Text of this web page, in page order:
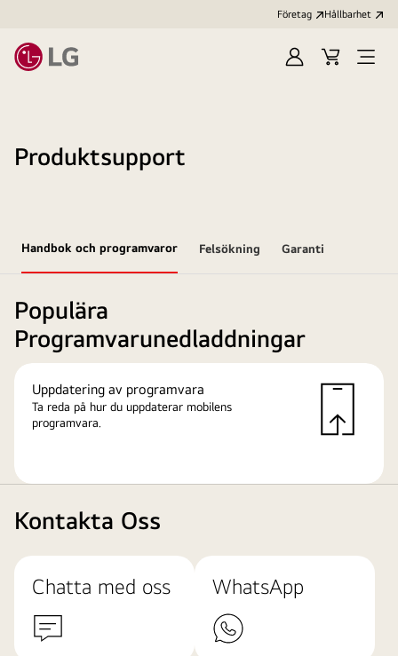
Företag Hållbarhet
LoggaKundvagn
Produktsupport
Handbok och programvaror Felsökning Garanti
Populära
Programvarunedladdningar
Uppdatering av programvara
Ta reda på hur du uppdaterar mobilens
programvara.
Kontakta Oss
Chatta med oss WhatsApp